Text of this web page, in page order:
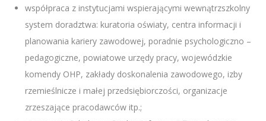
współpraca z instytucjami wspierającymi wewnątrzszkolny
system doradztwa: kuratoria oświaty, centra informacji i
planowania kariery zawodowej, poradnie psychologiczno –
pedagogiczne, powiatowe urzędy pracy, wojewódzkie
komendy OHP, zakłady doskonalenia zawodowego, izby
rzemieślnicze i małej przedsiębiorczości, organizacje
zrzeszające pracodawców itp.;